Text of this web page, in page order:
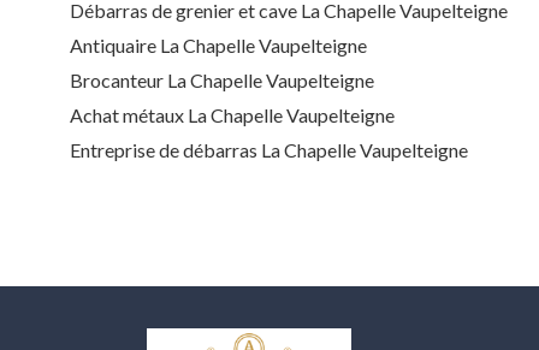
Débarras de grenier et cave La Chapelle Vaupelteigne
Antiquaire La Chapelle Vaupelteigne
Brocanteur La Chapelle Vaupelteigne
Achat métaux La Chapelle Vaupelteigne
Entreprise de débarras La Chapelle Vaupelteigne